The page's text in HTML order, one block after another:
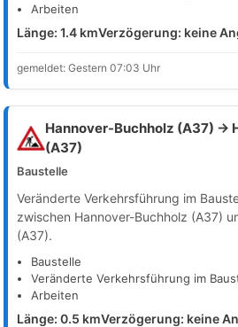
Arbeiten
Länge: 1.4 kmVerzögerung: keine
gemeldet: Gestern 07:03 Uhr
Hannover-Buchholz (A37) →
(A37)
Baustelle
Veränderte Verkehrsführung im
zwischen Hannover-Buchholz (A37)
(A37).
Baustelle
Veränderte Verkehrsführung im
Arbeiten
Länge: 0.5 kmVerzögerung: keine